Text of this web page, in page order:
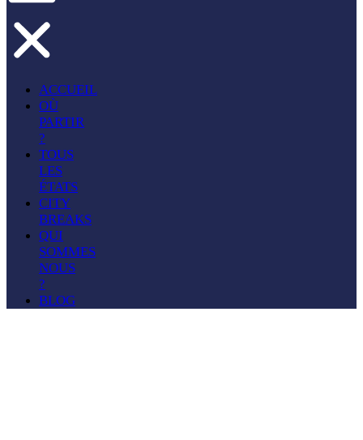
ACCUEIL
OÙ
PARTIR
?
TOUS
LES
ÉTATS
CITY
BREAKS
QUI
SOMMES
NOUS
?
BLOG